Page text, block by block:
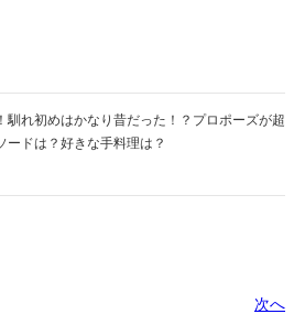
馴れ初めはかなり昔だった！？プロポーズが超
ードは？好きな手料理は？
次へ